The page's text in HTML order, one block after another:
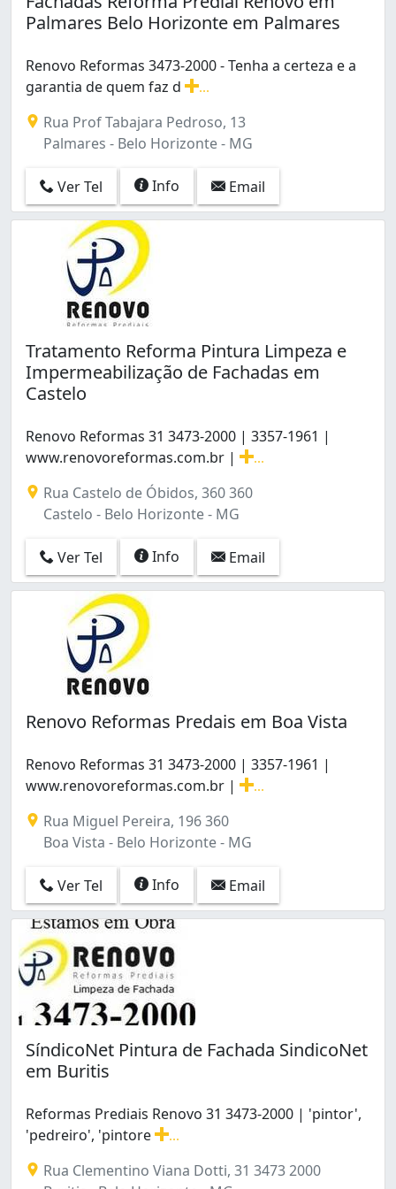
Caiçara-Adelaide (1)
Caiçaras (1)
Camargos (2)
Candelária (1)
Cardoso (Barreiro) (1)
Carmo (1)
Centro (6)
Cidade Jardim (2)
Cidade Nova (2)
Colégio Batista (1)
Concórdia (1)
Conjunto Paulo VI (1)
Conjunto Taquaril (1)
Coração Eucarístico (1)
Céu Azul (2)
Dom Bosco (1)
Dona Clara (1)
Fernão Dias (1)
Floramar (1)
Flávio Marques Lisboa (Barreiro) (1)
Funcionários (8)
Goiânia (1)
Gutierrez (2)
Ipiranga (1)
Jardim Atlântico (2)
Jardim Leblon (1)
Lagoinha (1)
Lajedo (1)
Lourdes (6)
Mangueiras (Barreiro) (1)
Mantiqueira (2)
Milionários (Barreiro) (1)
Minas Brasil (1)
Novo das Indústrias (Barreiro) (1)
Olhos D'Água (2)
Ouro Preto (4)
Padre Eustáquio (3)
Palmares (1)
Paraíso (1)
Piratininga (Venda Nova) (1)
Planalto (3)
Prado (1)
Providência (1)
Santa Efigênia (4)
Santa Inês (1)
Santa Tereza (2)
Palmares Belo Horizonte em Palmares
Renovo Reformas 3473-2000 - Tenha a certeza e a
garantia de quem faz d
Rua Prof Tabajara Pedroso, 13
Palmares - Belo Horizonte - MG
Ver Tel Info Email
Tratamento Reforma Pintura Limpeza e
Impermeabilização de Fachadas em
Castelo
Renovo Reformas 31 3473-2000 | 3357-1961 |
www.renovoreformas.com.br |
Rua Castelo de Óbidos, 360 360
Castelo - Belo Horizonte - MG
Ver Tel Info Email
Renovo Reformas Predais em Boa Vista
Renovo Reformas 31 3473-2000 | 3357-1961 |
www.renovoreformas.com.br |
Rua Miguel Pereira, 196 360
Boa Vista - Belo Horizonte - MG
Ver Tel Info Email
SíndicoNet Pintura de Fachada SindicoNet
em Buritis
Reformas Prediais Renovo 31 3473-2000 | 'pintor',
'pedreiro', 'pintore
Rua Clementino Viana Dotti, 31 3473 2000